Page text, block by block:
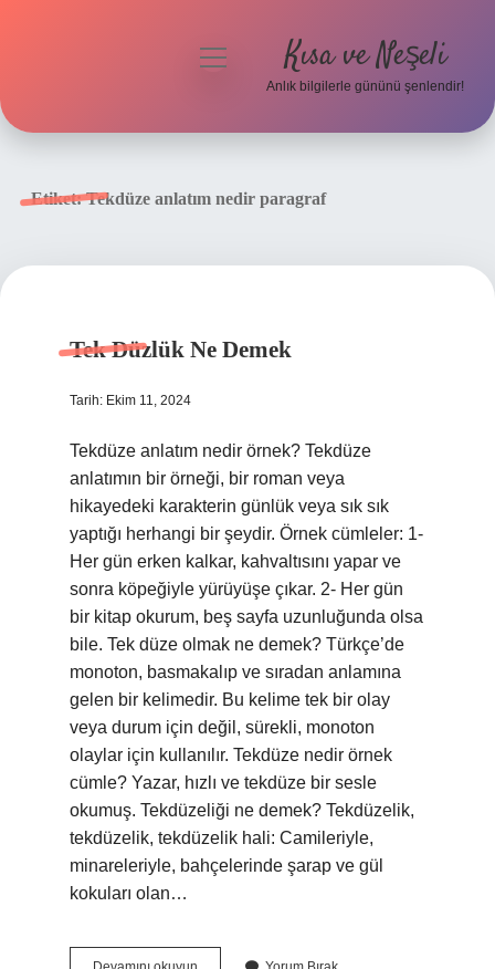
menüyü
Kısa ve Neşeli
Anlık bilgilerle gününü şenlendir!
Etiket:Tekdüze anlatım nedir paragraf
Tek Düzlük Ne Demek
Tarih: Ekim 11, 2024
Tekdüze anlatım nedir örnek? Tekdüze
anlatımın bir örneği, bir roman veya
hikayedeki karakterin günlük veya sık sık
yaptığı herhangi bir şeydir. Örnek cümleler: 1-
Her gün erken kalkar, kahvaltısını yapar ve
sonra köpeğiyle yürüyüşe çıkar. 2- Her gün
bir kitap okurum, beş sayfa uzunluğunda olsa
bile. Tek düze olmak ne demek? Türkçe’de
monoton, basmakalıp ve sıradan anlamına
gelen bir kelimedir. Bu kelime tek bir olay
veya durum için değil, sürekli, monoton
olaylar için kullanılır. Tekdüze nedir örnek
cümle? Yazar, hızlı ve tekdüze bir sesle
okumuş. Tekdüzeliği ne demek? Tekdüzelik,
tekdüzelik, tekdüzelik hali: Camileriyle,
minareleriyle, bahçelerinde şarap ve gül
kokuları olan…